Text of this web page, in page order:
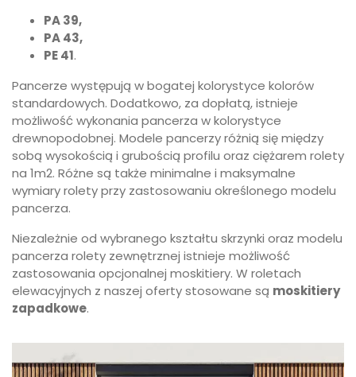
PA 39,
PA 43,
PE 41.
Pancerze występują w bogatej kolorystyce kolorów
standardowych. Dodatkowo, za dopłatą, istnieje
możliwość wykonania pancerza w kolorystyce
drewnopodobnej. Modele pancerzy różnią się między
sobą wysokością i grubością profilu oraz ciężarem rolety
na 1m2. Różne są także minimalne i maksymalne
wymiary rolety przy zastosowaniu określonego modelu
pancerza.
Niezależnie od wybranego kształtu skrzynki oraz modelu
pancerza rolety zewnętrznej istnieje możliwość
zastosowania opcjonalnej moskitiery. W roletach
elewacyjnych z naszej oferty stosowane są moskitiery
zapadkowe.